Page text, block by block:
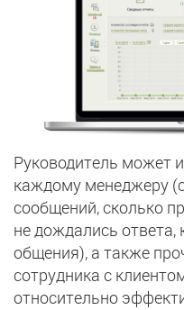
Руководитель может
каждому менеджеру
сообщений, сколько
не дождались ответа,
общения), а также
сотрудника с
относительно